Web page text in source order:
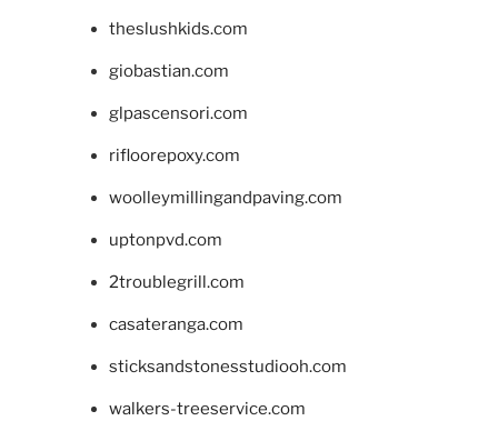
theslushkids.com
giobastian.com
glpascensori.com
rifloorepoxy.com
woolleymillingandpaving.com
uptonpvd.com
2troublegrill.com
casateranga.com
sticksandstonesstudiooh.com
walkers-treeservice.com